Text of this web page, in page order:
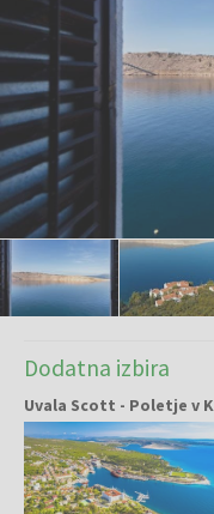
Dodatna izbira
Uvala Scott - Poletje v